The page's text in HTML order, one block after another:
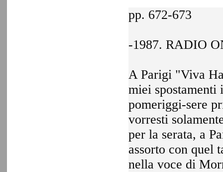
pp. 672-673
-1987. RADIO
A Parigi "Viva
miei
pomeriggi-sere
vorresti
per la serata, a
assorto con quel
nella voce di